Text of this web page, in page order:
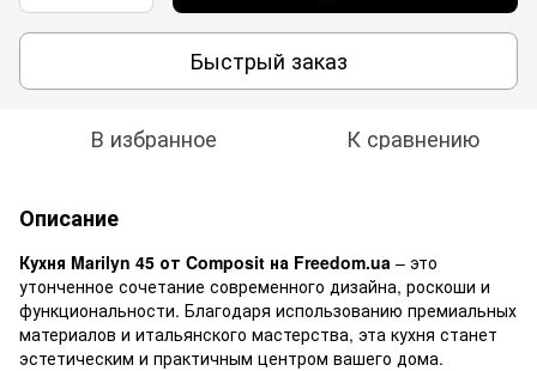
Быстрый заказ
В избранное К сравнению
Описание
Кухня Marilyn 45 от Composit на Freedom.ua – это
утонченное сочетание современного дизайна, роскоши и
функциональности. Благодаря использованию премиальных
материалов и итальянского мастерства, эта кухня станет
эстетическим и практичным центром вашего дома.